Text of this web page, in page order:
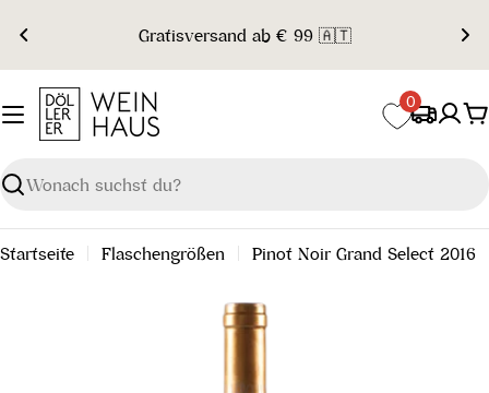
Inhalt
springen
Gratisversand ab € 99 🇦🇹
Suchen
0
Startseite Flaschengrößen Pinot Noir Grand Select 2016